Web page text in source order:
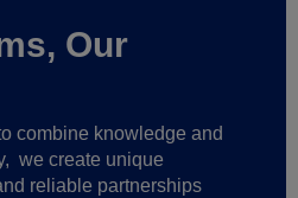
Our
combine knowledge and
we create unique
reliable partnerships